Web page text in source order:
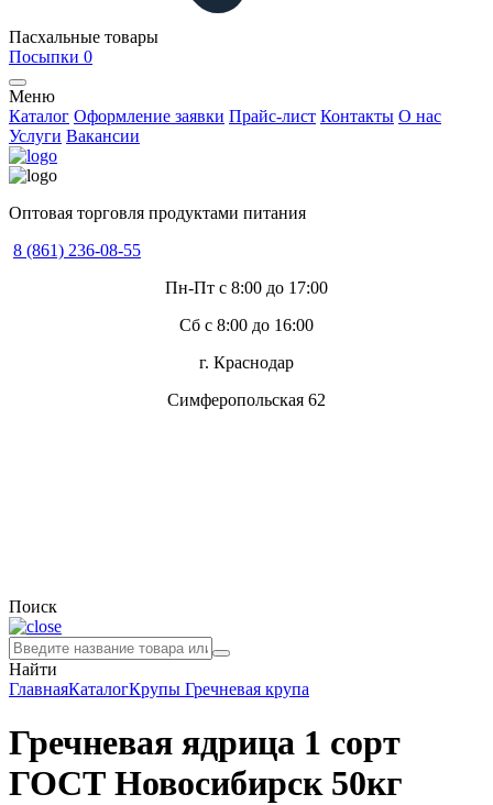
Пасхальные товары
Посыпки 0
Меню
Каталог Оформление заявки Прайс-лист Контакты О нас
Услуги Вакансии
Оптовая торговля продуктами питания
8 (861) 236-08-55
Пн-Пт с 8:00 до 17:00
Сб с 8:00 до 16:00
г. Краснодар
Симферопольская 62
Поиск
Найти
ГлавнаяКаталогКрупы Гречневая крупа
Гречневая ядрица 1 сорт
ГОСТ Новосибирск 50кг